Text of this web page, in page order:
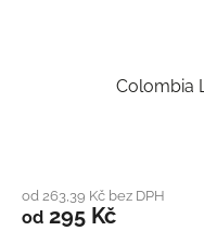
Colombia
od 263,39 Kč bez DPH
od 295 Kč